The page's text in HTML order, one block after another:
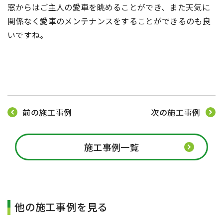
窓からはご主人の愛車を眺めることができ、また天気に
関係なく愛車のメンテナンスをすることができるのも良
いですね。
前の施工事例 次の施工事例
施工事例一覧
他の施工事例を見る